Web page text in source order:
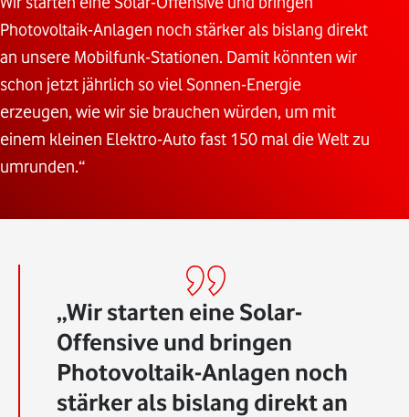
Photovoltaik-Anlagen noch stärker als bislang direkt
an unsere Mobilfunk-Stationen. Damit könnten wir
schon jetzt jährlich so viel Sonnen-Energie
erzeugen, wie wir sie brauchen würden, um mit
einem kleinen Elektro-Auto fast 150 mal die Welt zu
umrunden.“
Wir starten eine Solar-
Offensive und bringen
Photovoltaik-Anlagen noch
stärker als bislang direkt an